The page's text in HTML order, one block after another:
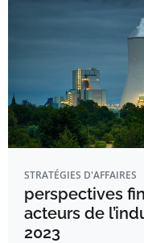
STRATÉGIES D'AFFAIRES
perspectives
acteurs de
2023